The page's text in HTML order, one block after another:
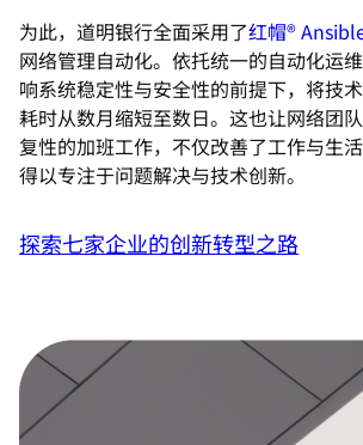
为此，道明银行全面采用了红帽®
网络管理自动化。依托统一的自动化运
响系统稳定性与安全性的前提下，将技
耗时从数月缩短至数日。这也让网络团
复性的加班工作，不仅改善了工作与生
得以专注于问题解决与技术创新。
探索七家企业的创新转型之路